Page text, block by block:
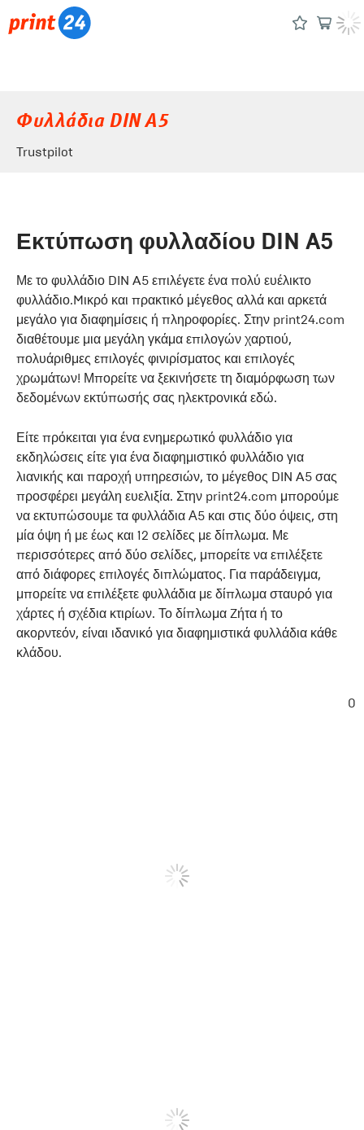
Φυλλάδια DIN Α5
Trustpilot
Εκτύπωση φυλλαδίου DIN A5
Με το φυλλάδιο DIN A5 επιλέγετε ένα πολύ ευέλικτο
φυλλάδιο.Mικρό και πρακτικό μέγεθος αλλά και αρκετά
μεγάλο για διαφημίσεις ή πληροφορίες. Στην print24.com
διαθέτουμε μια μεγάλη γκάμα επιλογών χαρτιού,
πολυάριθμες επιλογές φινιρίσματος και επιλογές
χρωμάτων! Μπορείτε να ξεκινήσετε τη διαμόρφωση των
δεδομένων εκτύπωσής σας ηλεκτρονικά εδώ.
Είτε πρόκειται για ένα ενημερωτικό φυλλάδιο για
εκδηλώσεις είτε για ένα διαφημιστικό φυλλάδιο για
λιανικής και παροχή υπηρεσιών, το μέγεθος DIN A5 σας
προσφέρει μεγάλη ευελιξία. Στην print24.com μπορούμε
να εκτυπώσουμε τα φυλλάδια Α5 και στις δύο όψεις, στη
μία όψη ή με έως και 12 σελίδες με δίπλωμα. Με
περισσότερες από δύο σελίδες, μπορείτε να επιλέξετε
από διάφορες επιλογές διπλώματος. Για παράδειγμα,
μπορείτε να επιλέξετε φυλλάδια με δίπλωμα σταυρό για
χάρτες ή σχέδια κτιρίων. Το δίπλωμα Zήτα ή το
ακορντεόν, είναι ιδανικό για διαφημιστικά φυλλάδια κάθε
κλάδου.
0